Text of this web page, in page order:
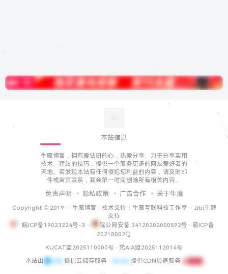
本站信息
牛魔博客，拥有爱钻研的心，热爱分享、力于分享实用
技术、建站的技巧，提供一个服务更多的网友爱好者的
天地。若发现本站有任何侵犯您利益的内容，请及时邮
件或留言联系，我会第一时间删除所有相关内容。
免责声明 隐私政策 广告合作 关于牛魔
Copyright © 2019- · 牛魔博客 · 技术支持： 牛魔互联科技工作室 · zibi主题
支持
皖ICP备19023224号-3 · 皖公网安备 34120202000592号 · 萌ICP备
20218002号
KUCAT盟2025110000号 · 梵AIA盟2025112014号
本站由
提供云储存服务 · 提供CDN加速服务